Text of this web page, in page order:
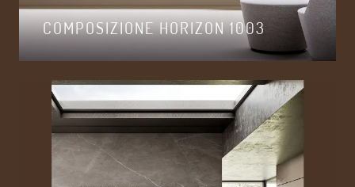
COMPOSIZIONE HORIZON 1003